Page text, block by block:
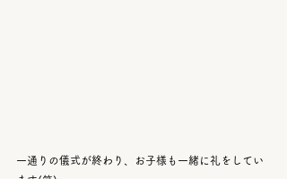
一通りの儀式が終わり、お子様も一緒に礼をしてい